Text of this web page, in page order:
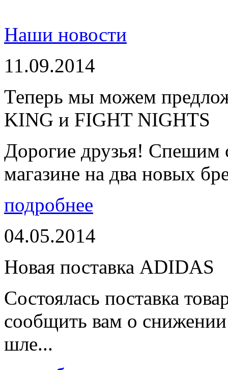
Наши новости
11.09.2014
Теперь мы можем
KING и FIGHT NIGHTS
Дорогие друзья! Спешим
магазине на два новых
подробнее
04.05.2014
Новая поставка ADIDAS
Состоялась поставка
сообщить вам о
шле...